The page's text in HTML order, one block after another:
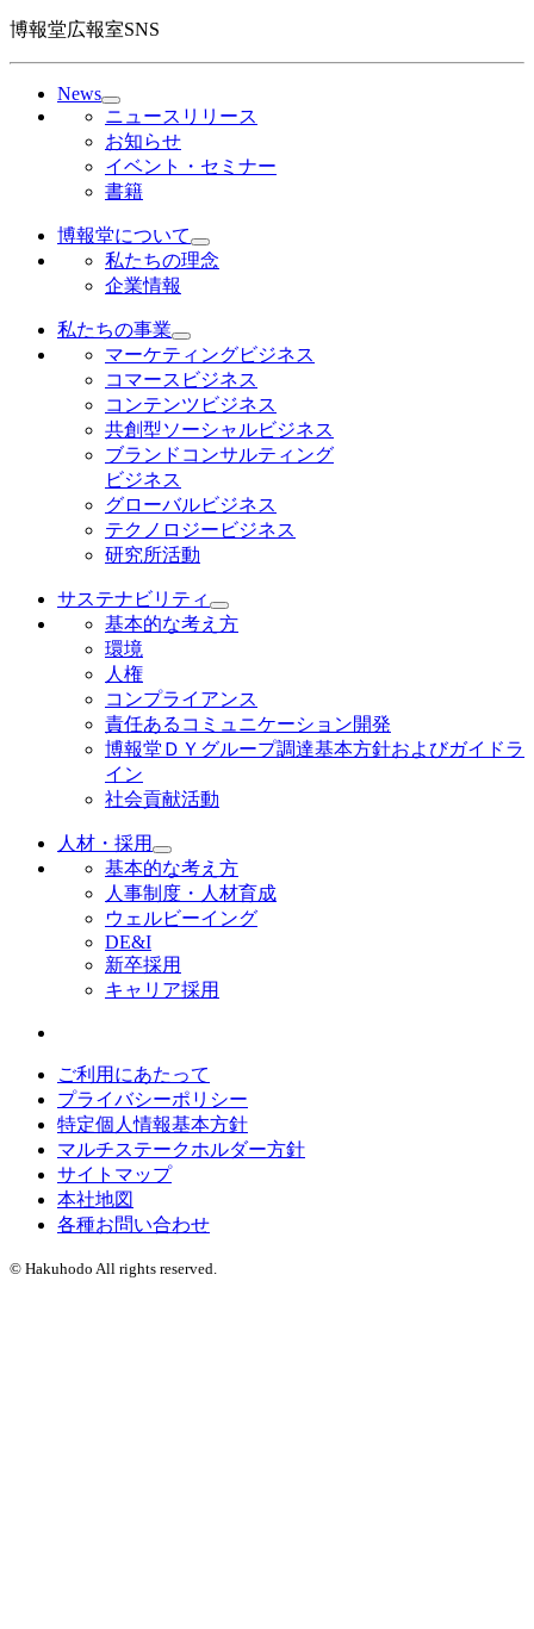
博報堂広報室SNS
News
ニュースリリース
お知らせ
イベント・セミナー
書籍
博報堂について
私たちの理念
企業情報
私たちの事業
マーケティングビジネス
コマースビジネス
コンテンツビジネス
共創型ソーシャルビジネス
ブランドコンサルティング
ビジネス
グローバルビジネス
テクノロジービジネス
研究所活動
サステナビリティ
基本的な考え方
環境
人権
コンプライアンス
責任あるコミュニケーション開発
博報堂ＤＹグループ調達基本方針およびガイドラ
イン
社会貢献活動
人材・採用
基本的な考え方
人事制度・人材育成
ウェルビーイング
DE&I
新卒採用
キャリア採用
ご利用にあたって
プライバシーポリシー
特定個人情報基本方針
マルチステークホルダー方針
サイトマップ
本社地図
各種お問い合わせ
© Hakuhodo All rights reserved.